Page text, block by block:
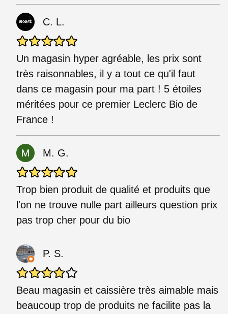
C. L.
Un magasin hyper agréable, les prix sont
très raisonnables, il y a tout ce qu'il faut
dans ce magasin pour ma part ! 5 étoiles
méritées pour ce premier Leclerc Bio de
France !
M. G.
Trop bien produit de qualité et produits que
l'on ne trouve nulle part ailleurs question prix
pas trop cher pour du bio
P. S.
Beau magasin et caissière très aimable mais
beaucoup trop de produits ne facilite pas la